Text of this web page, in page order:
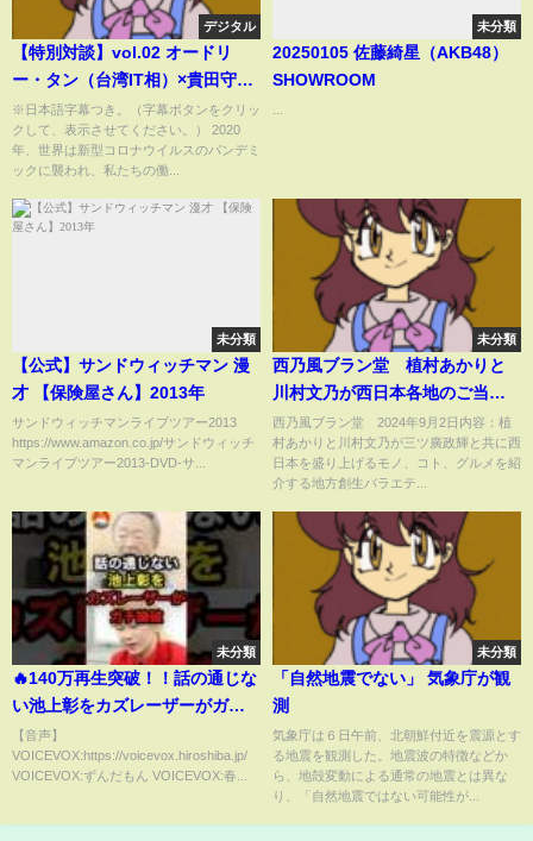
デジタル
【特別対談】vol.02 オードリ
ー・タン（台湾IT相）×貴田守亮
（EY Japan 最高執行責任者）
「マイノリティーだから言える
こと」
※日本語字幕つき。（字幕ボタンをクリッ
クして、表示させてください。） 2020
年、世界は新型コロナウイルスのパンデミ
ックに襲われ、私たちの働...
未分類
20250105 佐藤綺星（AKB48）
SHOWROOM
未分類
【公式】サンドウィッチマン 漫
才 【保険屋さん】2013年
サンドウィッチマンライブツアー2013
https://www.amazon.co.jp/サンドウィッチ
マンライブツアー2013-DVD-サ...
未分類
西乃風ブラン堂 植村あかりと
川村文乃が西日本各地のご当地
ブランドを発掘 9月2日
西乃風ブラン堂 2024年9月2日内容：植
村あかりと川村文乃が三ツ廣政輝と共に西
日本を盛り上げるモノ、コト、グルメを紹
介する地方創生バラエテ...
未分類
🔥140万再生突破！！話の通じな
い池上彰をカズレーザーがガチ
論破
【音声】
VOICEVOX:https://voicevox.hiroshiba.jp/
VOICEVOX:ずんだもん VOICEVOX:春...
未分類
「自然地震でない」 気象庁が観
測
気象庁は６日午前、北朝鮮付近を震源とす
る地震を観測した。地震波の特徴などか
ら、地殻変動による通常の地震とは異な
り、「自然地震ではない可能性が...